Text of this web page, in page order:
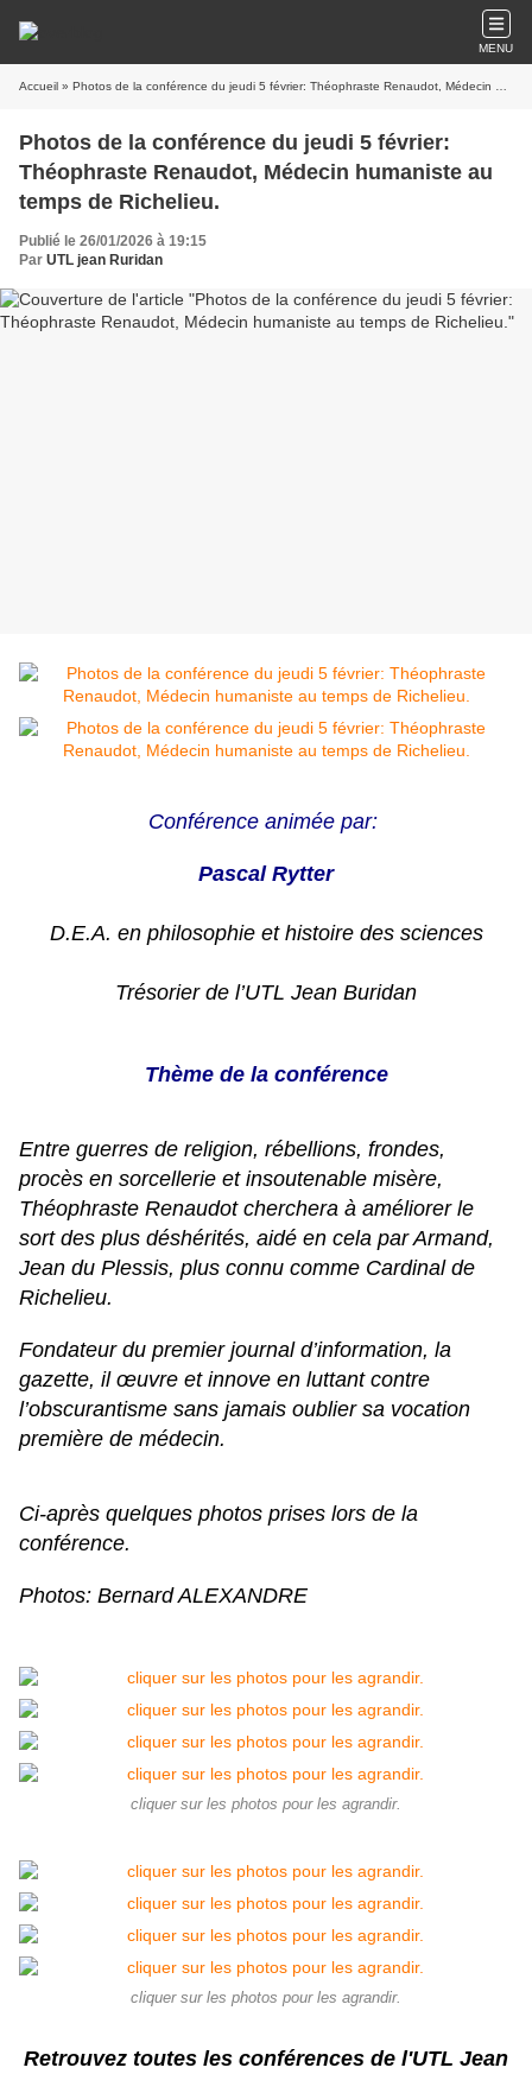
MENU
Accueil » Photos de la conférence du jeudi 5 février: Théophraste Renaudot, Médecin humaniste au temps de Richelieu.
Photos de la conférence du jeudi 5 février:
Théophraste Renaudot, Médecin humaniste au
temps de Richelieu.
Publié le 26/01/2026 à 19:15
Par UTL jean Ruridan
Conférence animée par:
Pascal Rytter
D.E.A. en philosophie et histoire des sciences
Trésorier de l’UTL Jean Buridan
Thème de la conférence
Entre guerres de religion, rébellions, frondes,
procès en sorcellerie et insoutenable misère,
Théophraste Renaudot cherchera à améliorer le
sort des plus déshérités, aidé en cela par Armand,
Jean du Plessis, plus connu comme Cardinal de
Richelieu.
Fondateur du premier journal d’information, la
gazette, il œuvre et innove en luttant contre
l’obscurantisme sans jamais oublier sa vocation
première de médecin.
Ci-après quelques photos prises lors de la
conférence.
Photos: Bernard ALEXANDRE
cliquer sur les photos pour les agrandir.
cliquer sur les photos pour les agrandir.
Retrouvez toutes les conférences de l'UTL Jean